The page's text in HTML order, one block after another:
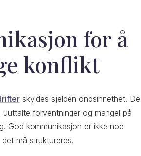
for å
konflikt
skyldes sjelden ondsinnethet. De
uuttalte forventninger og mangel på
God kommunikasjon er ikke noe
må struktureres.